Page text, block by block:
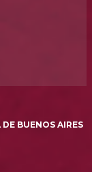
BUENOS AIRES